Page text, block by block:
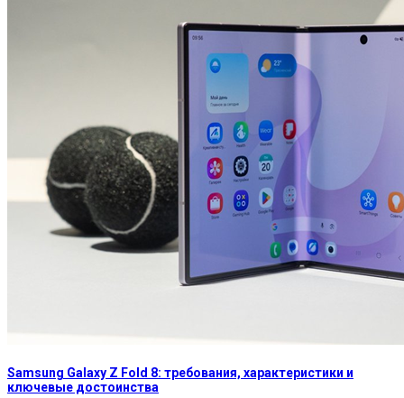
Samsung Galaxy Z Fold 8: требования, характеристики и
ключевые достоинства